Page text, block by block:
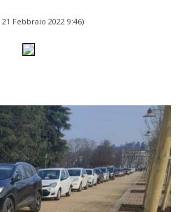
21 Febbraio 2022 9:46)